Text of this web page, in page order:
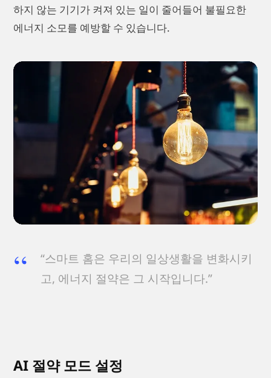
하지 않는 기기가 켜져 있는 일이 줄어들어 불필요한
에너지 소모를 예방할 수 있습니다.
“스마트 홈은 우리의 일상생활을 변화시키
고, 에너지 절약은 그 시작입니다.”
AI 절약 모드 설정